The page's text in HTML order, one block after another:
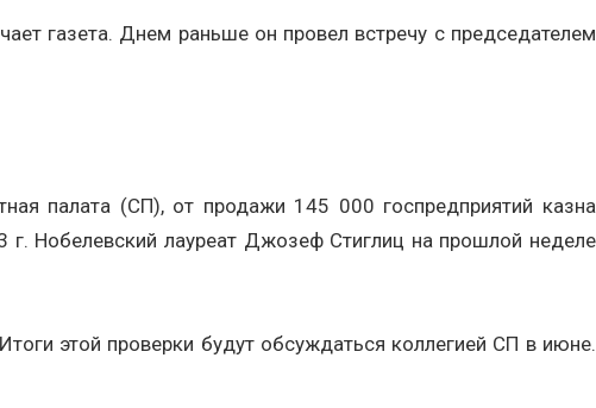
газета. Днем раньше он провел встречу с председателем
палата (СП), от продажи 145 000 госпредприятий казна
Нобелевский лауреат Джозеф Стиглиц на прошлой неделе
этой проверки будут обсуждаться коллегией СП в июне.